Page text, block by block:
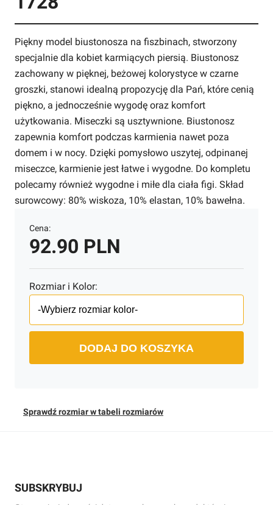
Piękny model biustonosza na fiszbinach, stworzony
specjalnie dla kobiet karmiących piersią. Biustonosz
zachowany w pięknej, beżowej kolorystyce w czarne
groszki, stanowi idealną propozycję dla Pań, które cenią
piękno, a jednocześnie wygodę oraz komfort
użytkowania. Miseczki są usztywnione. Biustonosz
zapewnia komfort podczas karmienia nawet poza
domem i w nocy. Dzięki pomysłowo uszytej, odpinanej
miseczce, karmienie jest łatwe i wygodne. Do kompletu
polecamy również wygodne i miłe dla ciała figi. Skład
surowcowy: 80% wiskoza, 10% elastan, 10% bawełna.
Cena:
92.90 PLN
Rozmiar i Kolor:
DODAJ DO KOSZYKA
Sprawdź rozmiar w tabeli rozmiarów
SUBSKRYBUJ